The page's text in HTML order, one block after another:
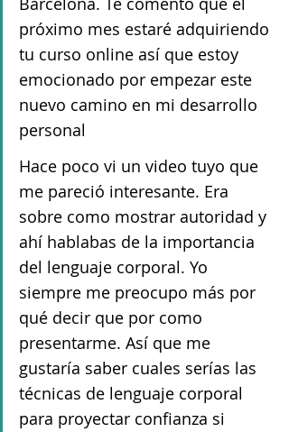
próximo mes estaré adquiriendo
tu curso online así que estoy
emocionado por empezar este
nuevo camino en mi desarrollo
personal
Hace poco vi un video tuyo que
me pareció interesante. Era
sobre como mostrar autoridad y
ahí hablabas de la importancia
del lenguaje corporal. Yo
siempre me preocupo más por
qué decir que por como
presentarme. Así que me
gustaría saber cuales serías las
técnicas de lenguaje corporal
para proyectar confianza si